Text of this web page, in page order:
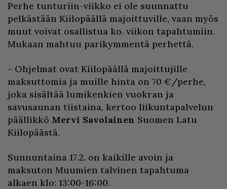
Perhe tunturiin-viikko ei ole suunnattu
pelkästään Kiilopäällä majoittuville, vaan myös
muut voivat osallistua ko. viikon tapahtumiin.
Mukaan mahtuu parikymmentä perhettä.
– Ohjelmat ovat Kiilopäällä majoittujille
maksuttomia ja muille hinta on 70 €/perhe,
joka sisältää lumikenkien vuokran ja
savusaunan tiistaina, kertoo liikuntapalvelun
päällikkö Mervi Savolainen Suomen Latu
Kiilopäästä.
Sunnuntaina 17.2. on kaikille avoin ja
maksuton Muumien talvinen tapahtuma
alkaen klo: 13:00-16:00.